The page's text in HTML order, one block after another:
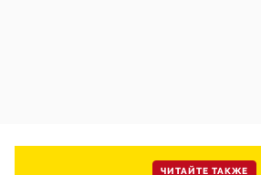
ЧИТАЙТЕ ТАКЖЕ